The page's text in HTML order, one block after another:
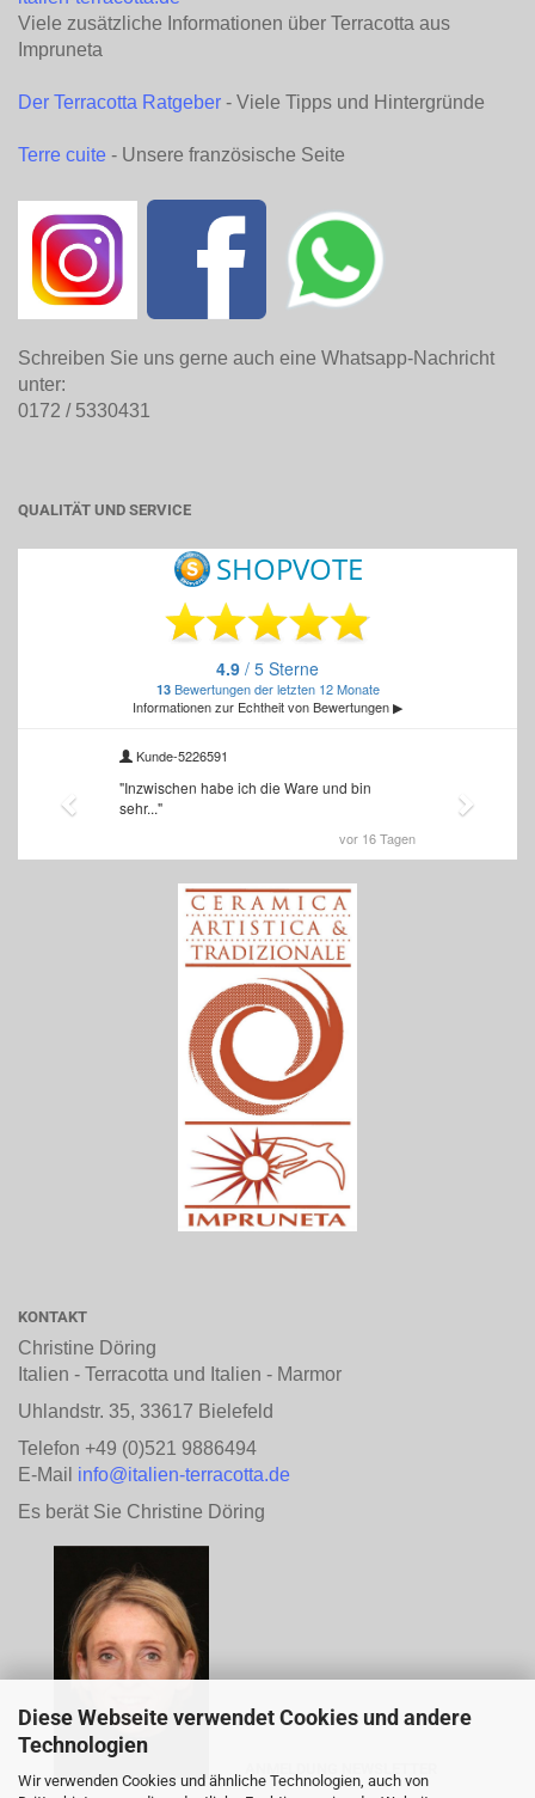
Diese Webseite verwendet Cookies und andere
Technologien
Wir verwenden Cookies und ähnliche Technologien, auch von
Viele zusätzliche Informationen über Terracotta aus
Impruneta
Der Terracotta Ratgeber - Viele Tipps und Hintergründe
Terre cuite - Unsere französische Seite
Schreiben Sie uns gerne auch eine Whatsapp-Nachricht
unter:
0172 / 5330431
QUALITÄT UND SERVICE
KONTAKT
Christine Döring
Italien - Terracotta und Italien - Marmor
Uhlandstr. 35, 33617 Bielefeld
Telefon +49 (0)521 9886494
E-Mail info@italien-terracotta.de
Es berät Sie Christine Döring